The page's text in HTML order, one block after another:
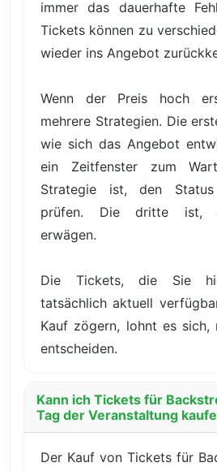
immer das dauerhafte
Tickets können zu
wieder ins Angebot
Wenn der Preis hoch
mehrere Strategien. Die
wie sich das Angebot
ein Zeitfenster zum
Strategie ist, den
prüfen. Die dritte ist,
erwägen.
Die Tickets, die Sie
tatsächlich aktuell
Kauf zögern, lohnt es sich,
entscheiden.
Kann ich Tickets für
Tag der Veranstaltung
Der Kauf von Tickets für